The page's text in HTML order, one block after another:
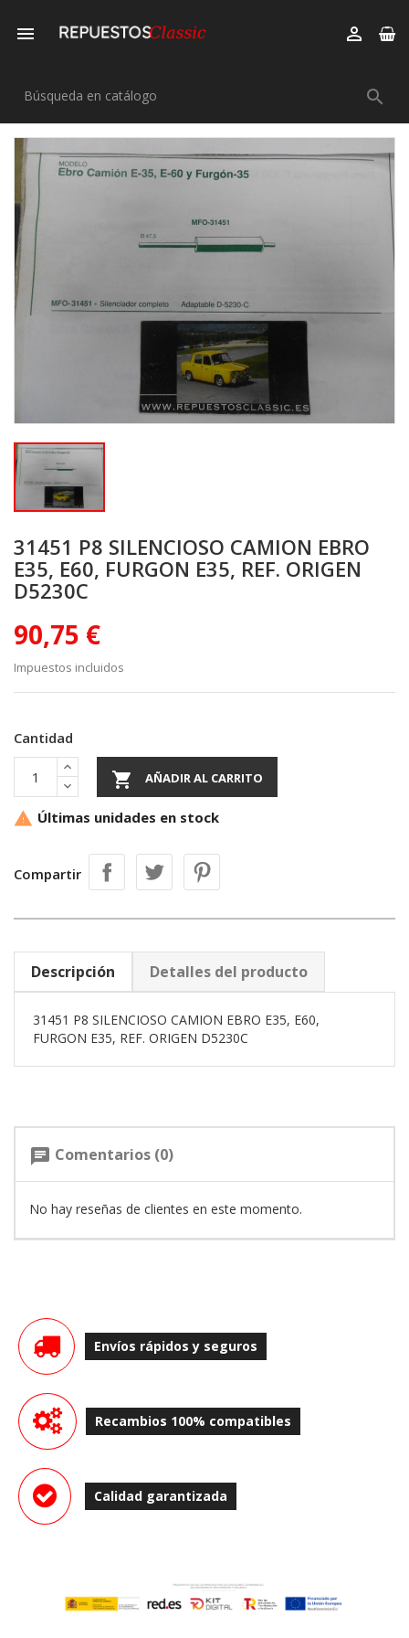
 

31451 P8 SILENCIOSO CAMION EBRO
E35, E60, FURGON E35, REF. ORIGEN
D5230C
90,75 €
Impuestos incluidos
Cantidad
 AÑADIR AL CARRITO
 Últimas unidades en stock
Compartir
Descripción Detalles del producto
31451 P8 SILENCIOSO CAMION EBRO E35, E60,
FURGON E35, REF. ORIGEN D5230C
chat Comentarios (0)
No hay reseñas de clientes en este momento.
Envíos rápidos y seguros
Recambios 100% compatibles
Calidad garantizada